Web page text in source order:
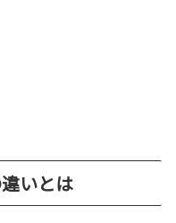
いとは